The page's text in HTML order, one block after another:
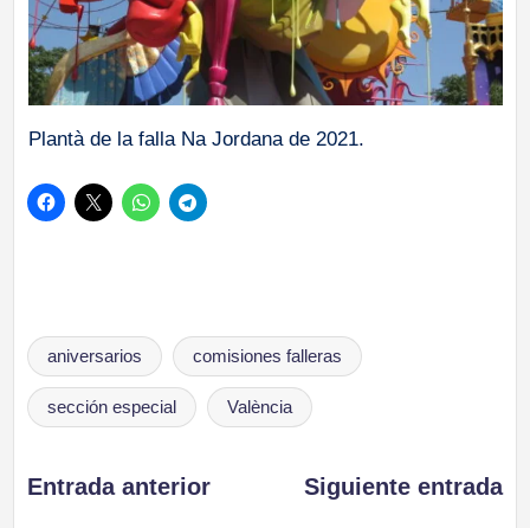
Plantà de la falla Na Jordana de 2021.
Etiquetas:
aniversarios comisiones falleras
sección especial València
Navegación
Entrada anterior Siguiente entrada